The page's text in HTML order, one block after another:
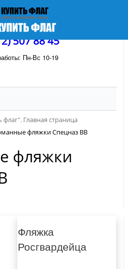
507 88 45
Пн-Вс 10-19
Главная страница
фляжки Спецназ ВВ
фляжки
Фляжка
Росгвардейца